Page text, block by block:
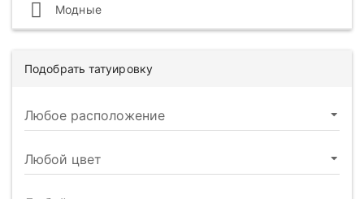
Модные
Подобрать татуировку